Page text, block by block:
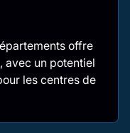
offre
avec un potentiel
les centres de